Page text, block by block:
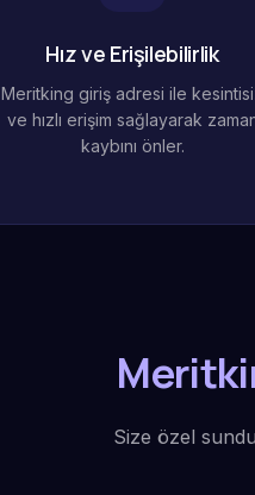
Hız ve Erişilebilirlik
Meritking giriş adresi ile
ve hızlı erişim sağlayarak
kaybını önler.
Size özel